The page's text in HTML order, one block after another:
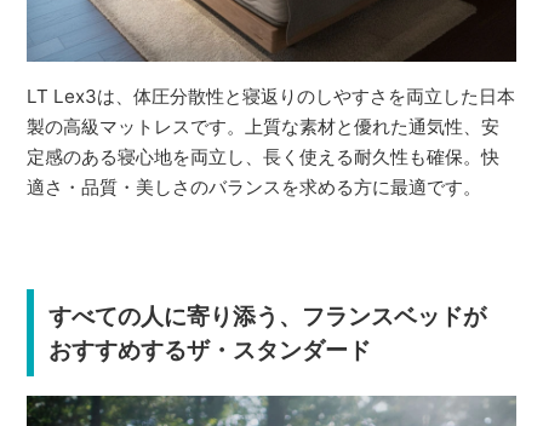
LT Lex3は、体圧分散性と寝返りのしやすさを両立した日本
製の高級マットレスです。上質な素材と優れた通気性、安
定感のある寝心地を両立し、長く使える耐久性も確保。快
適さ・品質・美しさのバランスを求める方に最適です。
すべての人に寄り添う、フランスベッドが
おすすめするザ・スタンダード